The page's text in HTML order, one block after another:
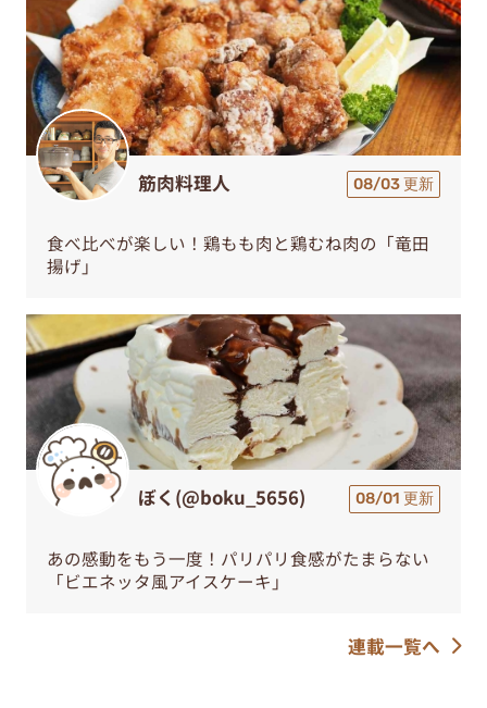
筋肉料理人 08/03 更新
食べ比べが楽しい！鶏もも肉と鶏むね肉の「竜田
揚げ」
ぼく(@boku_5656) 08/01 更新
あの感動をもう一度！パリパリ食感がたまらない
「ビエネッタ風アイスケーキ」
連載一覧へ